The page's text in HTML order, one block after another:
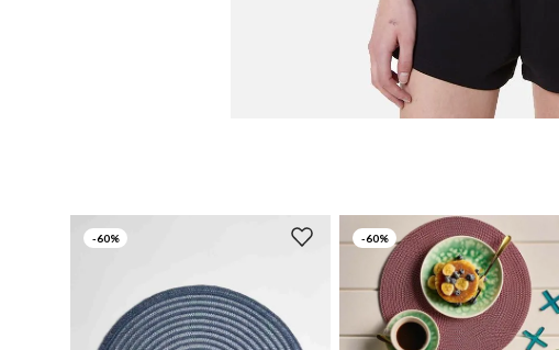
-60% -60%